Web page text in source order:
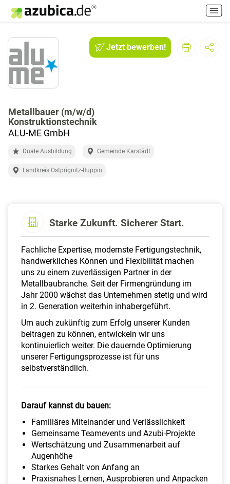
H
a
p
a
Jetzt bewerben!
Metallbauer (m/w/d)
Konstruktionstechnik
ALU-ME GmbH
Duale Ausbildung Gemeinde Karstädt
Landkreis Ostprignitz-Ruppin
Starke Zukunft. Sicherer Start.
Fachliche Expertise, modernste Fertigungstechnik,
handwerkliches Können und Flexibilität machen
uns zu einem zuverlässigen Partner in der
Metallbaubranche. Seit der Firmengründung im
Jahr 2000 wächst das Unternehmen stetig und wird
in 2. Generation weiterhin inhabergeführt.
Um auch zukünftig zum Erfolg unserer Kunden
beitragen zu können, entwickeln wir uns
kontinuierlich weiter. Die dauernde Optimierung
unserer Fertigungsprozesse ist für uns
selbstverständlich.
Darauf kannst du bauen:
Familiäres Miteinander und Verlässlichkeit
Gemeinsame Teamevents und Azubi-Projekte
Wertschätzung und Zusammenarbeit auf
Augenhöhe
Starkes Gehalt von Anfang an
Praxisnahes Lernen, Ausprobieren und Anpacken